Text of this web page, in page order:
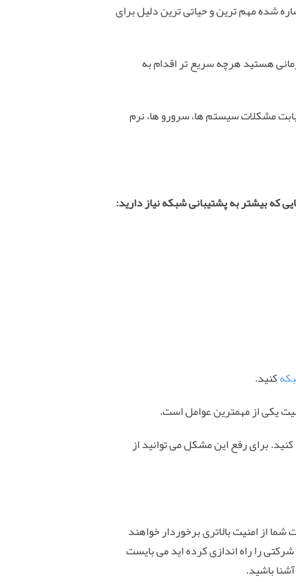
شده مهم ترین و حیاتی ترین دلیل برای
هستید هرچه سریع تر اقدام به
مشکلات سیستم ها، سرورو ها، نرم
که بیشتر به پشتیبانی شبکه نیاز دارید:
کنید.
یکی از مهمترین عوامل است.
برای رفع این مشکل می توانید از
از امنیت بالاتری برخوردار خواهند
را راه اندازی کرده اید می بایست
باشید.